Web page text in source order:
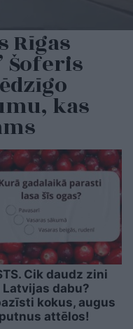
Rīgas
Šoferis
kas
Cik daudz zini
Latvijas dabu?
kokus, augus
attēlos!